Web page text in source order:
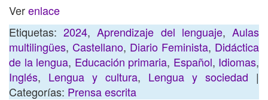
Verenlace
Etiquetas:2024,Aprendizaje del lenguaje,Aulas
multilingües, Castellano, Diario Feminista, Didáctica
de la lengua, Educación primaria, Español, Idiomas,
Inglés, Lengua y cultura, Lengua y sociedad |
Categorías: Prensa escrita